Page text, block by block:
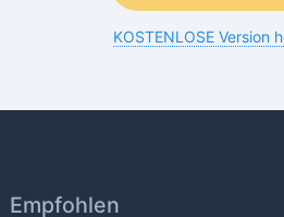
KOSTENLOSE Version
Empfohlen